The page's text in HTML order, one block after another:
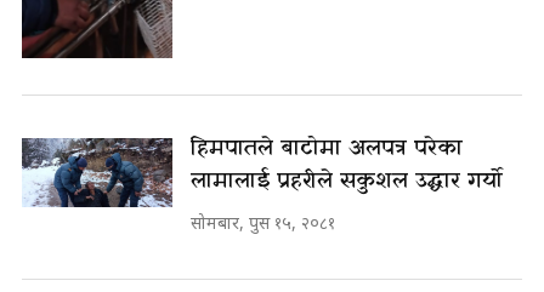
हिमपातले बाटोमा अलपत्र परेका
लामालाई प्रहरीले सकुशल उद्धार गर्यो
सोमबार, पुस १५, २०८१